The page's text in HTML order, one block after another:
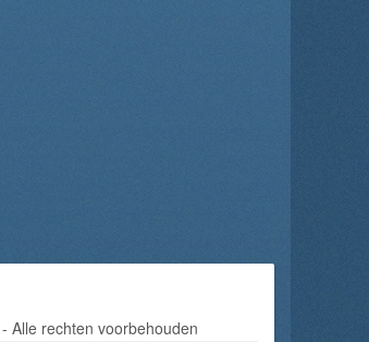
Alle rechten voorbehouden